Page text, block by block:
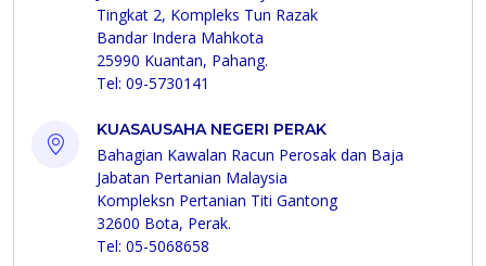
Tingkat 2, Kompleks Tun Razak
Bandar Indera Mahkota
25990 Kuantan, Pahang.
Tel: 09-5730141
KUASAUSAHA NEGERI PERAK
Bahagian Kawalan Racun Perosak dan Baja
Jabatan Pertanian Malaysia
Kompleksn Pertanian Titi Gantong
32600 Bota, Perak.
Tel: 05-5068658